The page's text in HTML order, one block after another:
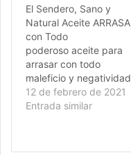
y la armonía en 5
minutos: será tu
pequeño secreto.
Cierra los ojos,
enciende tu incienso
Palo Santo y…
El Sendero, Sano y
Natural Aceite ARRASA
con Todo
poderoso aceite para
arrasar con todo
maleficio y negatividad
12 de febrero de 2021
Entrada similar